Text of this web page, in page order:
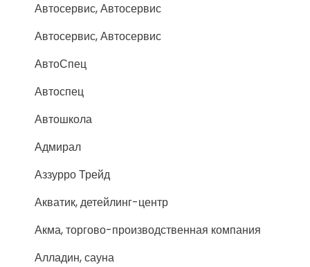
Автосервис, Автосервис
Автосервис, Автосервис
АвтоСпец
Автоспец
Автошкола
Адмирал
Аззурро Трейд
Акватик, детейлинг-центр
Акма, торгово-производственная компания
Алладин, сауна